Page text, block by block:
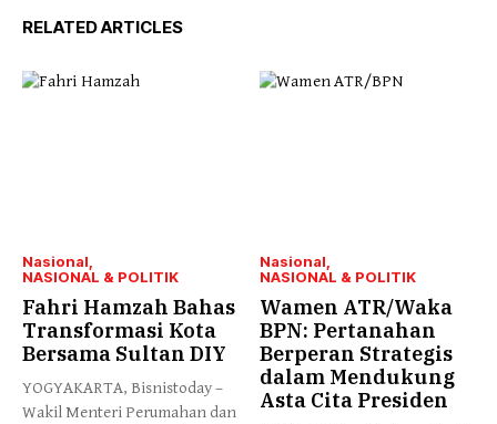
RELATED ARTICLES
Nasional
NASIONAL & POLITIK
Fahri Hamzah Bahas
Transformasi Kota
Bersama Sultan DIY
YOGYAKARTA, Bisnistoday –
Wakil Menteri Perumahan dan
Nasional
NASIONAL & POLITIK
Wamen ATR/Waka
BPN: Pertanahan
Berperan Strategis
dalam Mendukung
Asta Cita Presiden